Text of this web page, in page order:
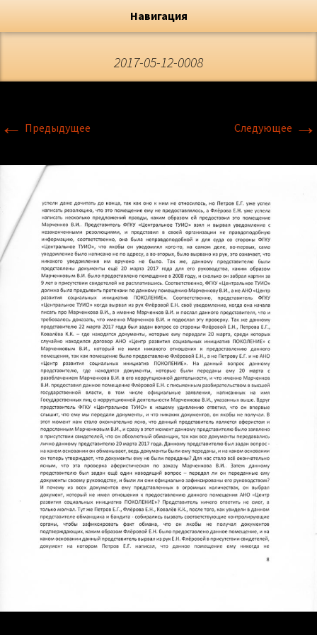
Флёрова Елена Николаевна
Художник, Официальный сайт
Навигация
2017-05-12-0008
← Предыдущее Следующее →